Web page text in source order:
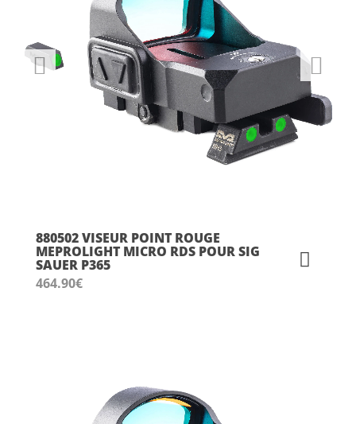
880502 VISEUR POINT ROUGE
MEPROLIGHT MICRO RDS POUR SIG
SAUER P365
464.90€